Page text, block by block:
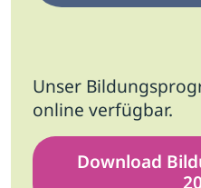
Unser
online verfügbar.
Download